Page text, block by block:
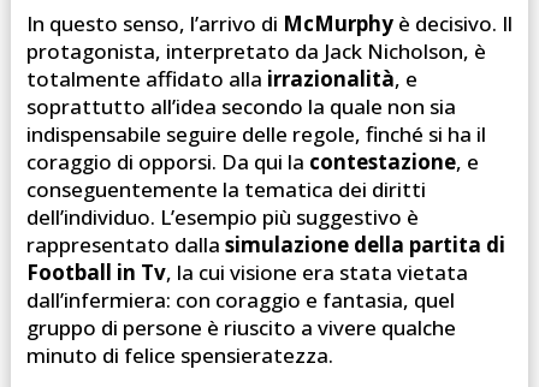
In questo senso, l’arrivo di McMurphyè decisivo. Il
protagonista, interpretato da Jack Nicholson, è
totalmente affidato alla irrazionalità, e
soprattutto all’idea secondo la quale non sia
indispensabile seguire delle regole, finché si ha il
coraggio di opporsi. Da qui la contestazione, e
conseguentemente la tematica dei diritti
dell’individuo. L’esempio più suggestivo è
rappresentato dalla simulazione della partita di
Football in Tv, la cui visione era stata vietata
dall’infermiera: con coraggio e fantasia, quel
gruppo di persone è riuscito a vivere qualche
minuto di felice spensieratezza.